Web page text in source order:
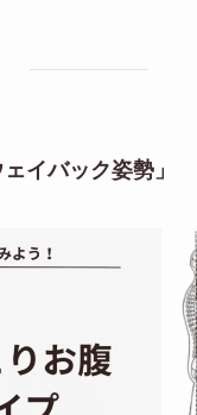
イバック姿勢」